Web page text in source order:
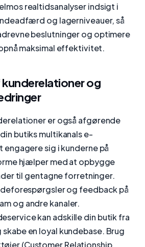
realtidsanalyser indsigt i
og lagerniveauer, så
beslutninger og optimere
maksimal effektivitet.
og
er også afgørende
butiks multikanals e-
sig i kunderne på
hjælper med at opbygge
til gentagne forretninger.
og feedback på
og andre kanaler.
kan adskille din butik fra
en loyal kundebase. Brug
(Customer Relationship